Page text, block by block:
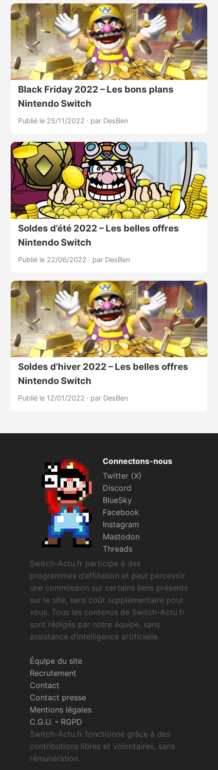
Black Friday 2022 – Les bons plans
Nintendo Switch
Publié le 25/11/2022 · par DesBen
Soldes d’été 2022 – Les belles offres
Nintendo Switch
Publié le 22/06/2022 · par DesBen
Soldes d’hiver 2022 – Les belles offres
Nintendo Switch
Publié le 12/01/2022 · par DesBen
Connectons-nous
Twitter (X)
Discord
BlueSky
Facebook
Instagram
Mastodon
Threads
Switch-Actu.fr participe à des
programmes d’affiliation et peut percevoir
une commission sur certains liens présents
sur le site, sans coût supplémentaire pour
vous. Tous les contenus de Switch-Actu.fr
sont rédigés par notre équipe, sans
assistance d’intelligence artificielle.
Équipe du site
Recrutement
Contact
Contact presse
Mentions légales
C.G.U. - RGPD
Switch-Actu.fr fonctionne grâce à des
contributions libres et volontaires, sans
rémunération.